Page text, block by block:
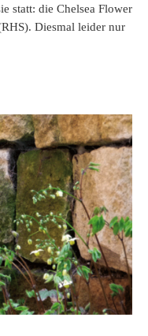
statt: die Chelsea Flower
Diesmal leider nur